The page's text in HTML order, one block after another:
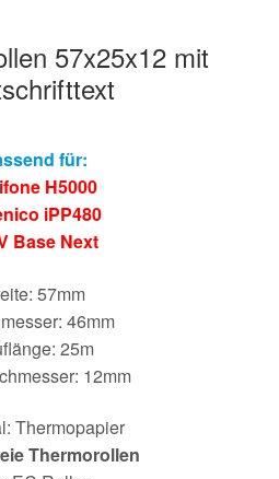
57x25x12 mit
für:
H5000
iPP480
Base Next
57mm
46mm
25m
12mm
Thermopapier
Thermorollen